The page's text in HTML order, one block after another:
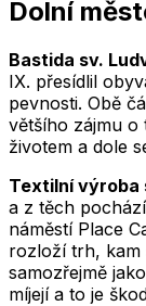
Dolní
Bastida sv.
IX. přesídlil
pevnosti. Obě
většího zájmu o
životem a dole
Textilní výroba
a z těch
náměstí Place
rozloží trh, kam
samozřejmě
míjejí a to je